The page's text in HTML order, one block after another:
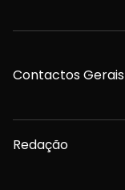
Contactos Gerais
Redação